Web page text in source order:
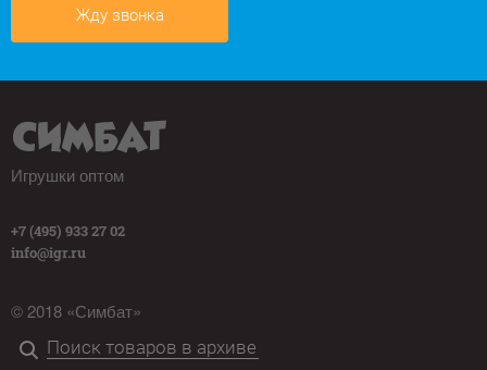
Жду звонка
Игрушки оптом
+7 (495) 933 27 02
info@igr.ru
© 2018 «Симбат»